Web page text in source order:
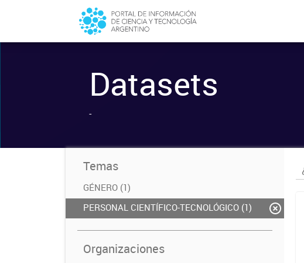
Datasets
-
Temas
GÉNERO (1)
PERSONAL CIENTÍFICO-TECNOLÓGICO (1)
Organizaciones